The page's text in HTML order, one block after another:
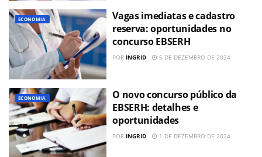
ECONOMIA
Vagas imediatas e cadastro
reserva: oportunidades no
concurso EBSERH
POR INGRID 6 DE DEZEMBRO DE 2024
ECONOMIA
O novo concurso público da
EBSERH: detalhes e
oportunidades
POR INGRID 1 DE DEZEMBRO DE 2024